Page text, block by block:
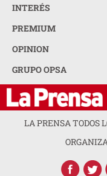
INTERÉS
PREMIUM
OPINION
GRUPO OPSA
LA PRENSA TODOS